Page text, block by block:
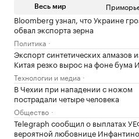
Весь мир
Bloomberg узнал, что Украине
обвал экспорта зерна
Политика
Экспорт синтетических алмазов
Китая резко вырос на фоне бума
Технологии и медиа
В Чехии при нападении с ножом
пострадали четыре человека
Общество
Telegraph сообщил о выплатах
вероятной любовнице Инфантино